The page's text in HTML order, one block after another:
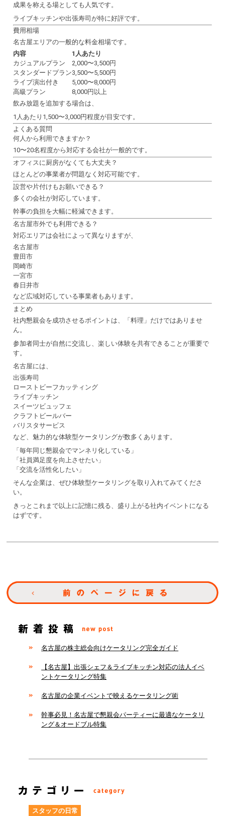
成果を称える場としても人気です。
ライブキッチンや出張寿司が特に好評です。
費用相場
名古屋エリアの一般的な料金相場です。
内容
1人あたり
カジュアルプラン
2,000〜3,500円
スタンダードプラン3,500〜5,500円
ライブ演出付き
5,000〜8,000円
高級プラン
8,000円以上
飲み放題を追加する場合は、
1人あたり1,500〜3,000円程度が目安です。
よくある質問
何人から利用できますか？
10〜20名程度から対応する会社が一般的です。
オフィスに厨房がなくても大丈夫？
ほとんどの事業者が問題なく対応可能です。
設営や片付けもお願いできる？
多くの会社が対応しています。
幹事の負担を大幅に軽減できます。
名古屋市外でも利用できる？
対応エリアは会社によって異なりますが、
名古屋市
豊田市
岡崎市
一宮市
春日井市
など広域対応している事業者もあります。
まとめ
社内懇親会を成功させるポイントは、「料理」だけではありませ
ん。
参加者同士が自然に交流し、楽しい体験を共有できることが重要で
す。
名古屋には、
出張寿司
ローストビーフカッティング
ライブキッチン
スイーツビュッフェ
クラフトビールバー
バリスタサービス
など、魅力的な体験型ケータリングが数多くあります。
「毎年同じ懇親会でマンネリ化している」
「社員満足度を向上させたい」
「交流を活性化したい」
そんな企業は、ぜひ体験型ケータリングを取り入れてみてくださ
い。
きっとこれまで以上に記憶に残る、盛り上がる社内イベントになる
はずです。
名古屋の株主総会向けケータリング完全ガイド
【名古屋】出張シェフ＆ライブキッチン対応の法人イベ
ントケータリング特集
名古屋の企業イベントで映えるケータリング術
幹事必見！名古屋で懇親会パーティーに最適なケータリ
ング＆オードブル特集
スタッフの日常